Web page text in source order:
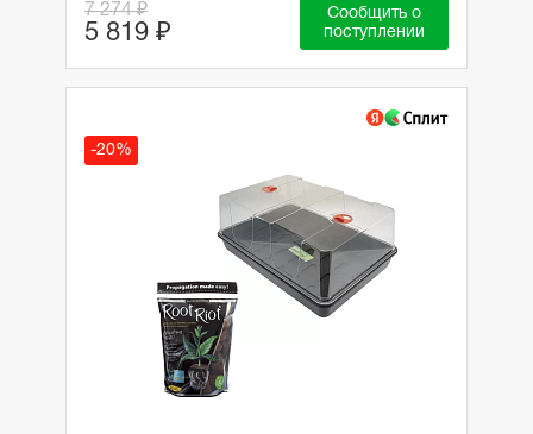
7 274 ₽
5 819 ₽
Сообщить о
поступлении
-20%